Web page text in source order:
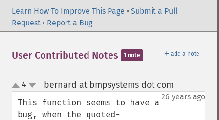
Learn How To Improve This Page • Submit a Pull
Request • Report a Bug
＋ add a note
User Contributed Notes 1 note
up
down
4 bernard at bmpsystems dot com
26 years ago
This function seems to have a
bug, when the quoted-